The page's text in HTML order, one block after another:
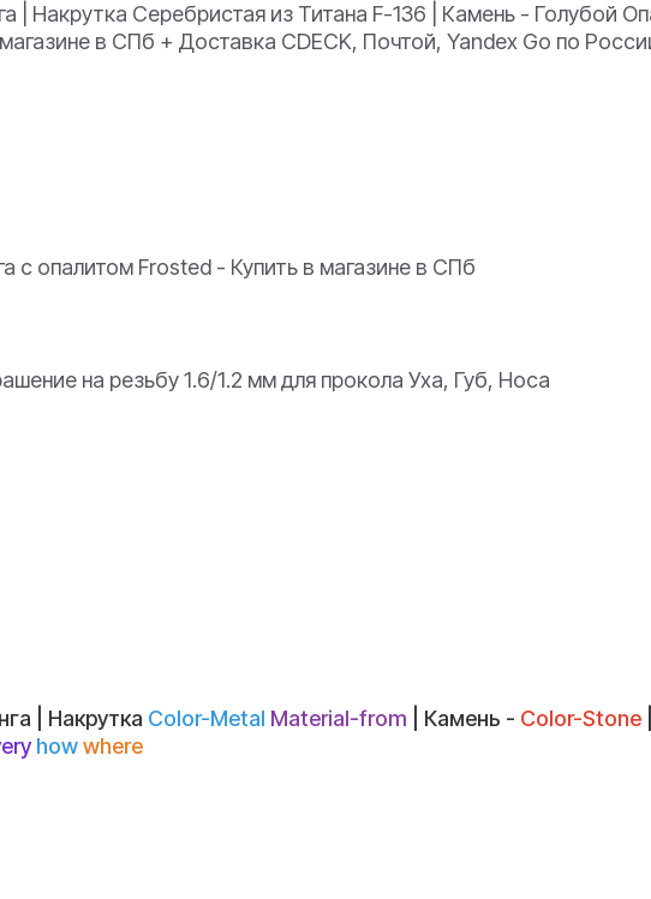
| Накрутка Серебристая из Титана F-136 | Камень - Голубой
в СПб + Доставка CDECK, Почтой, Yandex Go по
с опалитом Frosted - Купить в магазине в СПб
на резьбу 1.6/1.2 мм для прокола Уха, Губ, Носа
| Накрутка Color-Metal Material-from | Камень - Color-Stone
howwhere